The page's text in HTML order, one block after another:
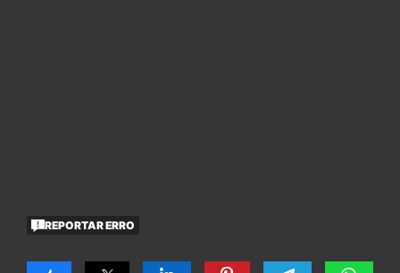
REPORTAR ERRO